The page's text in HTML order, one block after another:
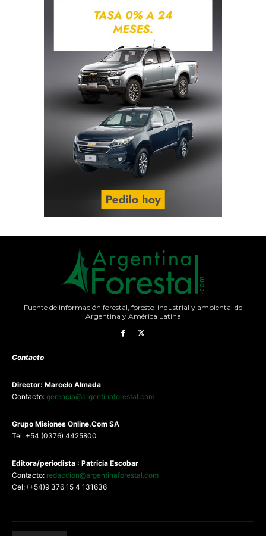
Fuente de información forestal, foresto-industrial y ambiental de
Argentina y América Latina
Contacto
Director: Marcelo Almada
Contacto: gerencia@argentinaforestal.com
Grupo Misiones Online.Com SA
Tel: +54 (0376) 4425800
Editora/periodista : Patricia Escobar
Contacto: redaccion@argentinaforestal.com
Cel: (+54)9 376 15 4 131636